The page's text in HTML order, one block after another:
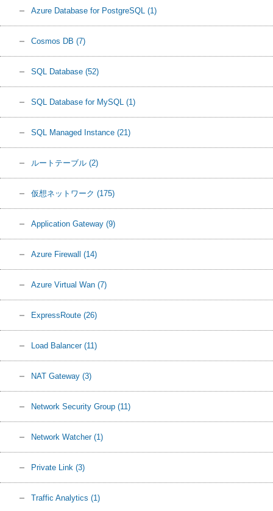
Azure Database for PostgreSQL (1)
Cosmos DB (7)
SQL Database (52)
SQL Database for MySQL (1)
SQL Managed Instance (21)
ルートテーブル (2)
仮想ネットワーク (175)
Application Gateway (9)
Azure Firewall (14)
Azure Virtual Wan (7)
ExpressRoute (26)
Load Balancer (11)
NAT Gateway (3)
Network Security Group (11)
Network Watcher (1)
Private Link (3)
Traffic Analytics (1)